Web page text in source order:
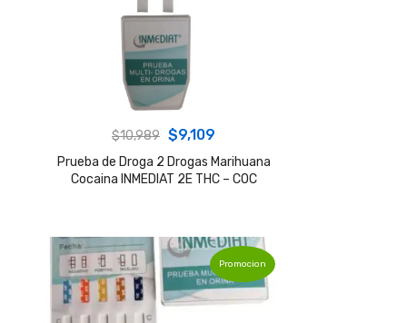
$10,989 Original
price
was:
$9,109
price
is:
Prueba de Droga 2 Drogas Marihuana
Cocaina INMEDIAT 2E THC – COC
Promocion